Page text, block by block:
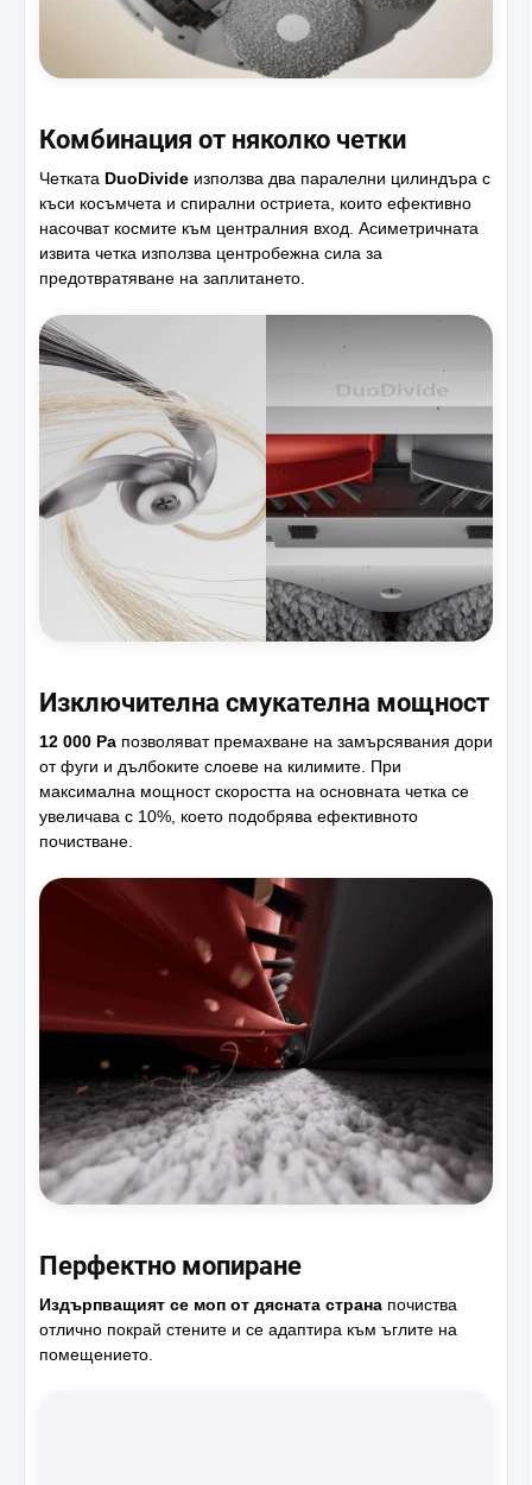
Комбинация от няколко четки
Четката DuoDivide използва два паралелни цилиндъра с
къси косъмчета и спирални остриета, които ефективно
насочват космите към централния вход. Асиметричната
извита четка използва центробежна сила за
предотвратяване на заплитането.
Изключителна смукателна мощност
12 000 Pa позволяват премахване на замърсявания дори
от фуги и дълбоките слоеве на килимите. При
максимална мощност скоростта на основната четка се
увеличава с 10%, което подобрява ефективното
почистване.
Перфектно мопиране
Издърпващият се моп от дясната страна почиства
отлично покрай стените и се адаптира към ъглите на
помещението.